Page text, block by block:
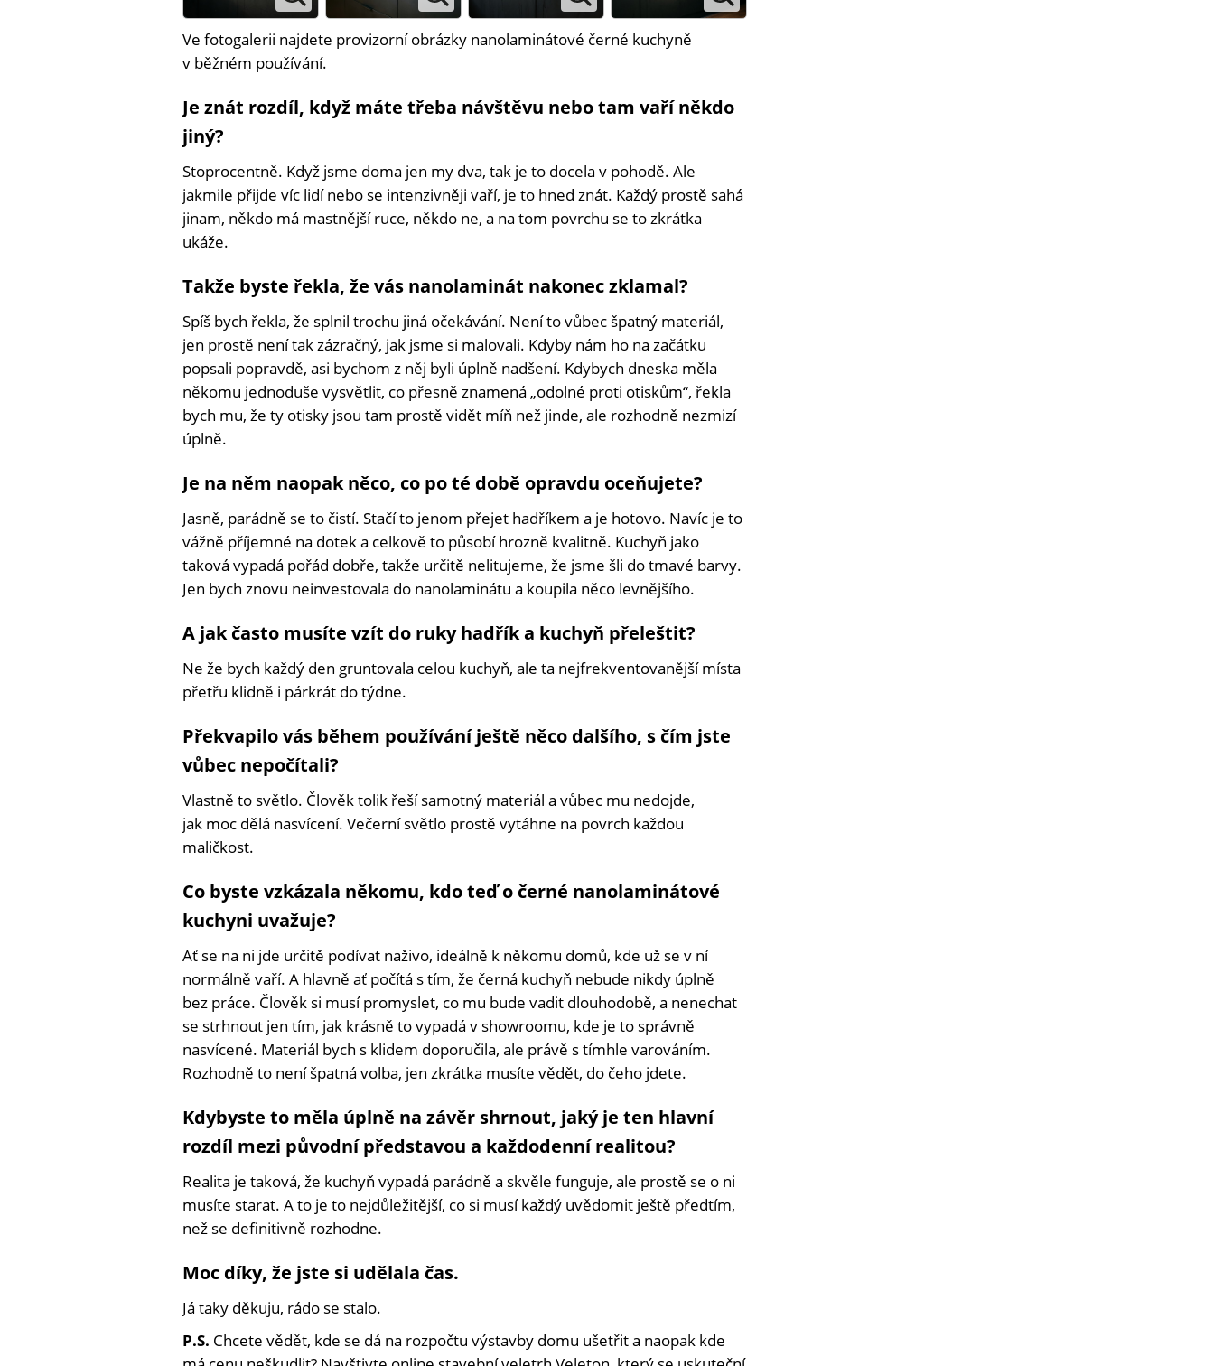
Ve fotogalerii najdete provizorní obrázky nanolaminátové černé kuchyně
v běžném používání.
Je znát rozdíl, když máte třeba návštěvu nebo tam vaří někdo
jiný?
Stoprocentně. Když jsme doma jen my dva, tak je to docela v pohodě. Ale
jakmile přijde víc lidí nebo se intenzivněji vaří, je to hned znát. Každý prostě sahá
jinam, někdo má mastnější ruce, někdo ne, a na tom povrchu se to zkrátka
ukáže.
Takže byste řekla, že vás nanolaminát nakonec zklamal?
Spíš bych řekla, že splnil trochu jiná očekávání. Není to vůbec špatný materiál,
jen prostě není tak zázračný, jak jsme si malovali. Kdyby nám ho na začátku
popsali popravdě, asi bychom z něj byli úplně nadšení. Kdybych dneska měla
někomu jednoduše vysvětlit, co přesně znamená „odolné proti otiskům“, řekla
bych mu, že ty otisky jsou tam prostě vidět míň než jinde, ale rozhodně nezmizí
úplně.
Je na něm naopak něco, co po té době opravdu oceňujete?
Jasně, parádně se to čistí. Stačí to jenom přejet hadříkem a je hotovo. Navíc je to
vážně příjemné na dotek a celkově to působí hrozně kvalitně. Kuchyň jako
taková vypadá pořád dobře, takže určitě nelitujeme, že jsme šli do tmavé barvy.
Jen bych znovu neinvestovala do nanolaminátu a koupila něco levnějšího.
A jak často musíte vzít do ruky hadřík a kuchyň přeleštit?
Ne že bych každý den gruntovala celou kuchyň, ale ta nejfrekventovanější místa
přetřu klidně i párkrát do týdne.
Překvapilo vás během používání ještě něco dalšího, s čím jste
vůbec nepočítali?
Vlastně to světlo. Člověk tolik řeší samotný materiál a vůbec mu nedojde,
jak moc dělá nasvícení. Večerní světlo prostě vytáhne na povrch každou
maličkost.
Co byste vzkázala někomu, kdo teď o černé nanolaminátové
kuchyni uvažuje?
Ať se na ni jde určitě podívat naživo, ideálně k někomu domů, kde už se v ní
normálně vaří. A hlavně ať počítá s tím, že černá kuchyň nebude nikdy úplně
bez práce. Člověk si musí promyslet, co mu bude vadit dlouhodobě, a nenechat
se strhnout jen tím, jak krásně to vypadá v showroomu, kde je to správně
nasvícené. Materiál bych s klidem doporučila, ale právě s tímhle varováním.
Rozhodně to není špatná volba, jen zkrátka musíte vědět, do čeho jdete.
Kdybyste to měla úplně na závěr shrnout, jaký je ten hlavní
rozdíl mezi původní představou a každodenní realitou?
Realita je taková, že kuchyň vypadá parádně a skvěle funguje, ale prostě se o ni
musíte starat. A to je to nejdůležitější, co si musí každý uvědomit ještě předtím,
než se definitivně rozhodne.
Moc díky, že jste si udělala čas.
Já taky děkuju, rádo se stalo.
P.S. Chcete vědět, kde se dá na rozpočtu výstavby domu ušetřit a naopak kde